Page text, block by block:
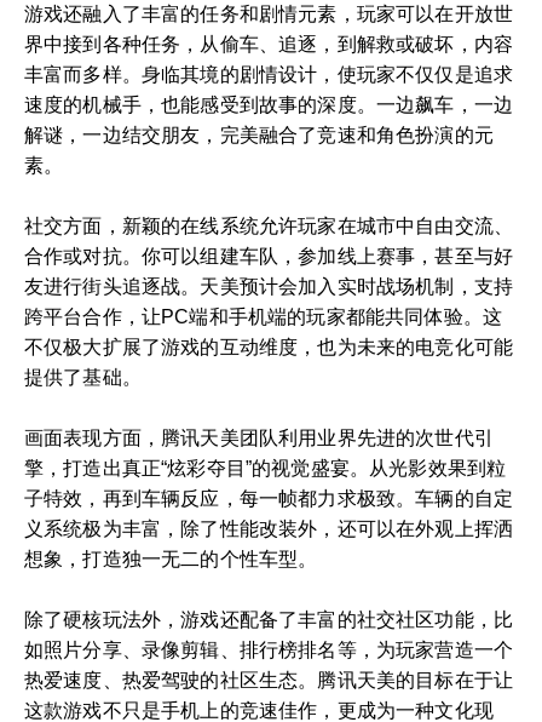
游戏还融入了丰富的任务和剧情元素，玩家可以在开放世
界中接到各种任务，从偷车、追逐，到解救或破坏，内容
丰富而多样。身临其境的剧情设计，使玩家不仅仅是追求
速度的机械手，也能感受到故事的深度。一边飙车，一边
解谜，一边结交朋友，完美融合了竞速和角色扮演的元
素。
社交方面，新颖的在线系统允许玩家在城市中自由交流、
合作或对抗。你可以组建车队，参加线上赛事，甚至与好
友进行街头追逐战。天美预计会加入实时战场机制，支持
跨平台合作，让PC端和手机端的玩家都能共同体验。这
不仅极大扩展了游戏的互动维度，也为未来的电竞化可能
提供了基础。
画面表现方面，腾讯天美团队利用业界先进的次世代引
擎，打造出真正“炫彩夺目”的视觉盛宴。从光影效果到粒
子特效，再到车辆反应，每一帧都力求极致。车辆的自定
义系统极为丰富，除了性能改装外，还可以在外观上挥洒
想象，打造独一无二的个性车型。
除了硬核玩法外，游戏还配备了丰富的社交社区功能，比
如照片分享、录像剪辑、排行榜排名等，为玩家营造一个
热爱速度、热爱驾驶的社区生态。腾讯天美的目标在于让
这款游戏不只是手机上的竞速佳作，更成为一种文化现